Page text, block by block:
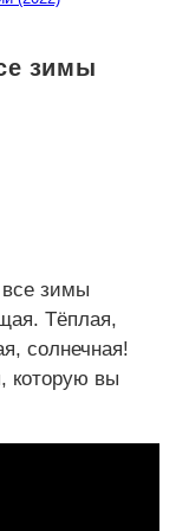
зимы
зимы
Тёплая,
солнечная!
которую вы